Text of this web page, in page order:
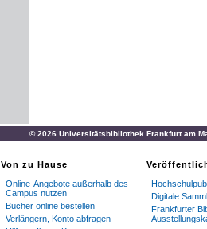
© 2026 Universitätsbibliothek Frankfurt am
Von zu Hause
Online-Angebote außerhalb des
Campus nutzen
Bücher online bestellen
Verlängern, Konto abfragen
Digitale
Frankfurter